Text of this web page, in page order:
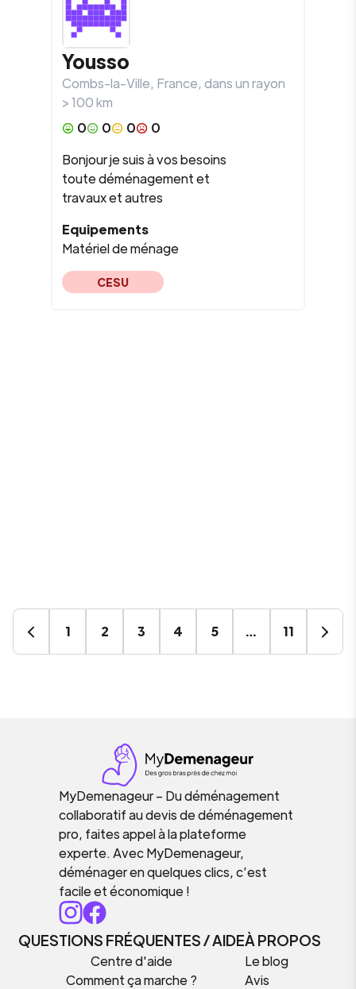
Yousso
Combs-la-Ville, France, dans un rayon
>100km
0
0 0
0
Bonjour je suis à vos besoins
toute déménagement et
travaux et autres
Equipements
Matériel de ménage
CESU
1 2 3 4 5 … 11
MyDemenageur – Du déménagement
collaboratif au devis de déménagement
pro, faites appel à la plateforme
experte. Avec MyDemenageur,
déménager en quelques clics, c’est
facile et économique !
QUESTIONS FRÉQUENTES / AIDE
Centre d'aide
Comment ça marche ?
À PROPOS
Le blog
Avis